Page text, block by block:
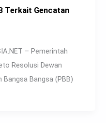
Terkait Gencatan
– Pemerintah
Resolusi Dewan
Bangsa Bangsa (PBB)